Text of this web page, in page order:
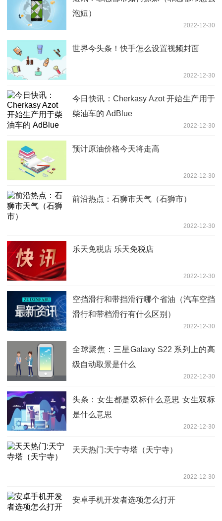
泡妞）
2022-12-30
世界今头条！快手怎么设置视频封面
2022-12-30
今日快讯：Cherkasy Azot 开始生产用于
柴油车的 AdBlue
2022-12-30
预计原油价格今天将走高
2022-12-30
前沿热点：石狮市天气（石狮市）
2022-12-30
乐天免税店 乐天免税店
2022-12-30
空挡滑行和带挡滑行哪个省油（汽车空挡
滑行和带档滑行有什么区别）
2022-12-30
全球聚焦：三星Galaxy S22 系列上的高
级自动取景是什么
2022-12-30
头条：女生都是双标什么意思 女生双标
是什么意思
2022-12-30
天天热门:天宁寺塔（天宁寺）
2022-12-30
安卓手机开发者选项怎么打开